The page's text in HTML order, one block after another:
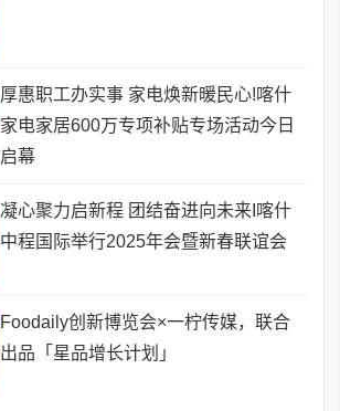
厚惠职工办实事 家电焕新暖民心!喀什
家电家居600万专项补贴专场活动今日
启幕
凝心聚力启新程 团结奋进向未来I喀什
中程国际举行2025年会暨新春联谊会
Foodaily创新博览会×一柠传媒，联合
出品「星品增长计划」